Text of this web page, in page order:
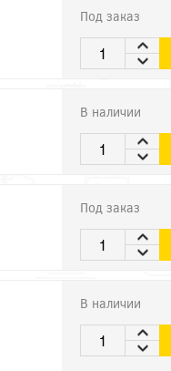
Под заказ
В наличии
Под заказ
В наличии